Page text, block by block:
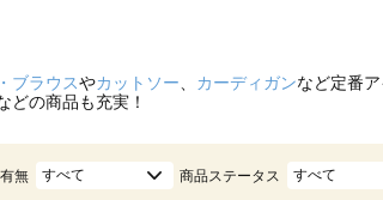
ブラウスやカットソー カーディガンなど定番
どの商品も充実！
無 すべて 商品ステータス すべて